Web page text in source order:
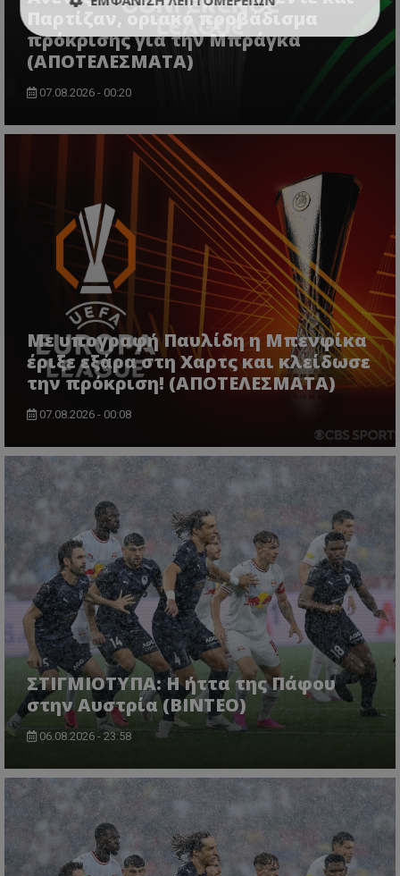
Παρτίζαν, οριακό προβάδισμα
πρόκρισης για την Μπράγκα
(ΑΠΟΤΕΛΕΣΜΑΤΑ)
07.08.2026 - 00:20
Με υπογραφή Παυλίδη η Μπενφίκα
έριξε εξάρα στη Χαρτς και κλείδωσε
την πρόκριση! (ΑΠΟΤΕΛΕΣΜΑΤΑ)
07.08.2026 - 00:08
ΣΤΙΓΜΙΟΤΥΠΑ: Η ήττα της Πάφου
στην Αυστρία (ΒΙΝΤΕΟ)
06.08.2026 - 23:58